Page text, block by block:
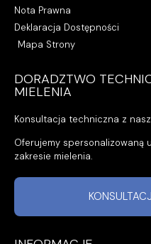
Nota Prawna
Deklaracja Dostępności
Mapa Strony
DORADZTWO
MIELENIA
Konsultacja techniczna z
Oferujemy spersonalizowaną
zakresie mielenia.